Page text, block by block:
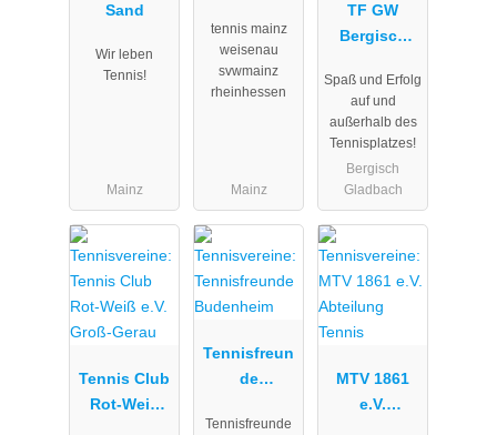
Sand
Wir leben
Tennis!
Mainz
tennis mainz
weisenau
svwmainz
rheinhessen
Mainz
TF GW
Bergisch
e.V.
Spaß und Erfolg
auf und
außerhalb des
Tennisplatzes!
Bergisch
Gladbach
Tennis Club
Rot-Weiß
Tennisfreun
de
Tennisfreunde
MTV 1861
e.V.